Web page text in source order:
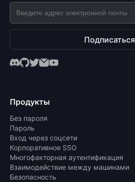
Подписаться
Продукты
Без пароля
Пароль
Вход через соцсети
Корпоративное SSO
Многофакторная аутентификация
Взаимодействие между машинами
Безопасность